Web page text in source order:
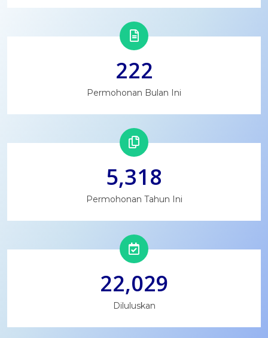
222
Permohonan Bulan Ini
5,318
Permohonan Tahun Ini
22,029
Diluluskan